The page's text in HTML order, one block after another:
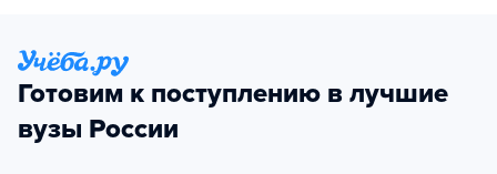
Готовим к поступлению в лучшие
вузы России